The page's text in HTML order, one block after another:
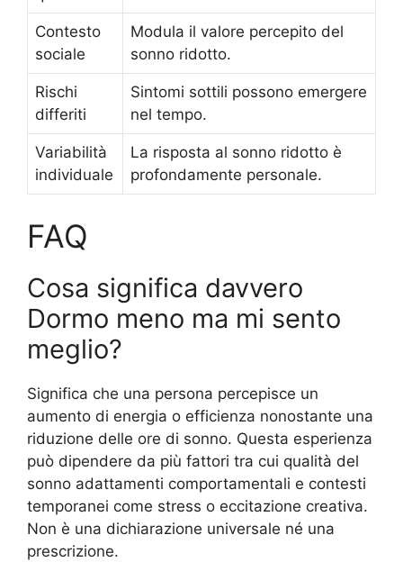
Contesto
sociale
Modula il valore percepito del
sonno ridotto.
Rischi
differiti
Sintomi sottili possono emergere
nel tempo.
Variabilità
individuale
La risposta al sonno ridotto è
profondamente personale.
FAQ
Cosa significa davvero
Dormo meno ma mi sento
meglio?
Significa che una persona percepisce un
aumento di energia o efficienza nonostante una
riduzione delle ore di sonno. Questa esperienza
può dipendere da più fattori tra cui qualità del
sonno adattamenti comportamentali e contesti
temporanei come stress o eccitazione creativa.
Non è una dichiarazione universale né una
prescrizione.